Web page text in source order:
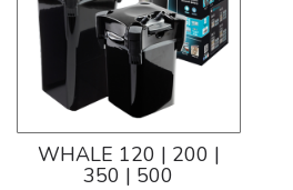
WHALE 120 | 200 |
350 | 500